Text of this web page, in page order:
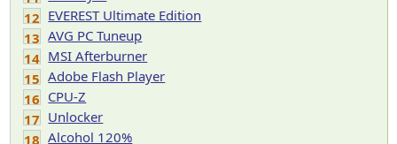
12 EVEREST Ultimate Edition
13 AVG PC Tuneup
14 MSI Afterburner
15 Adobe Flash Player
16 CPU-Z
17 Unlocker
18 Alcohol 120%